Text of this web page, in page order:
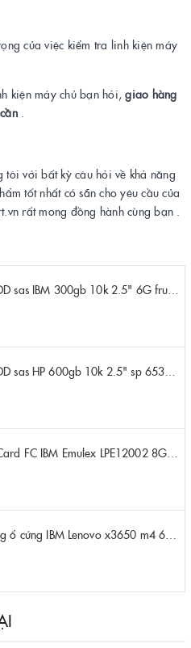
của việc kiểm tra linh kiện máy
kiện máy chủ bạn hỏi,giao hàng
.
với bất kỳ câu hỏi về khả năng
tốt nhất có sẵn cho yêu cầu của
rất mong đồng hành cùng bạn .
13995 Ổ cứng HDD sas IBM 300gb 10k 2.5" 6G fru 44W2265 opt 44W2264 pn 44W2268 ST9300503SS
11385 Ổ cứng HDD sas HP 600gb 10k 2.5" sp 653957-001 pn 619286-003 pn 641552-003 pn 689287-003 652583-B21
10463 Cạc HBA Card FC IBM Emulex LPE12002 8Gb 2 port FC SFP fru 42D0500 pn 42D0496 opt 42D0494 LPE12002
10284 Bộ mở rộng ổ cứng IBM Lenovo x3650 m4 69Y5319 8x 2.5" HS HDD Assembly Kit with Expander